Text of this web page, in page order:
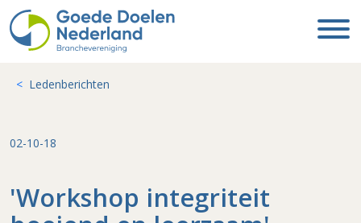
Ledenberichten
02-10-18
'Workshop integriteit